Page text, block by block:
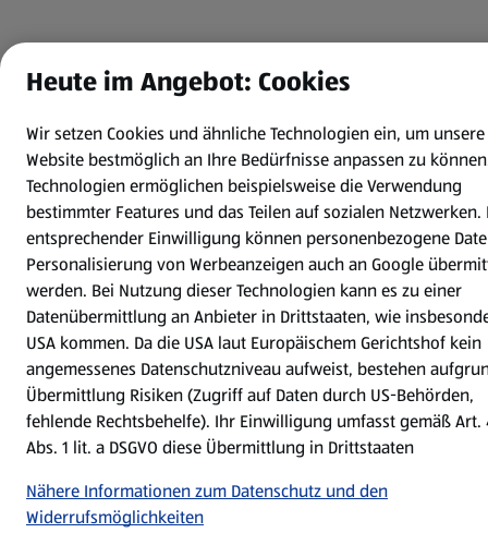
Datenschutz- und Richtlinienmenü
Datenschutzhinweis &
Impressum
Security Policy
(öffnet in einem neuen Tab)
Cookie-Einstellungen
Heute im Angebot: Cookies
Wir setzen Cookies und ähnliche Technologien ein, um unsere
Website bestmöglich an Ihre Bedürfnisse anpassen zu
Technologien ermöglichen beispielsweise die Verwendung
bestimmter Features und das Teilen auf sozialen Netzwerken.
entsprechender Einwilligung können personenbezogene
Personalisierung von Werbeanzeigen auch an Google
werden. Bei Nutzung dieser Technologien kann es zu einer
Datenübermittlung an Anbieter in Drittstaaten, wie
USA kommen. Da die USA laut Europäischem Gerichtshof kein
angemessenes Datenschutzniveau aufweist, bestehen
Übermittlung Risiken (Zugriff auf Daten durch US-Behörden,
fehlende Rechtsbehelfe). Ihr Einwilligung umfasst gemäß Art.
Abs. 1 lit. a DSGVO diese Übermittlung in Drittstaaten
Nähere Informationen zum Datenschutz und den
Widerrufsmöglichkeiten